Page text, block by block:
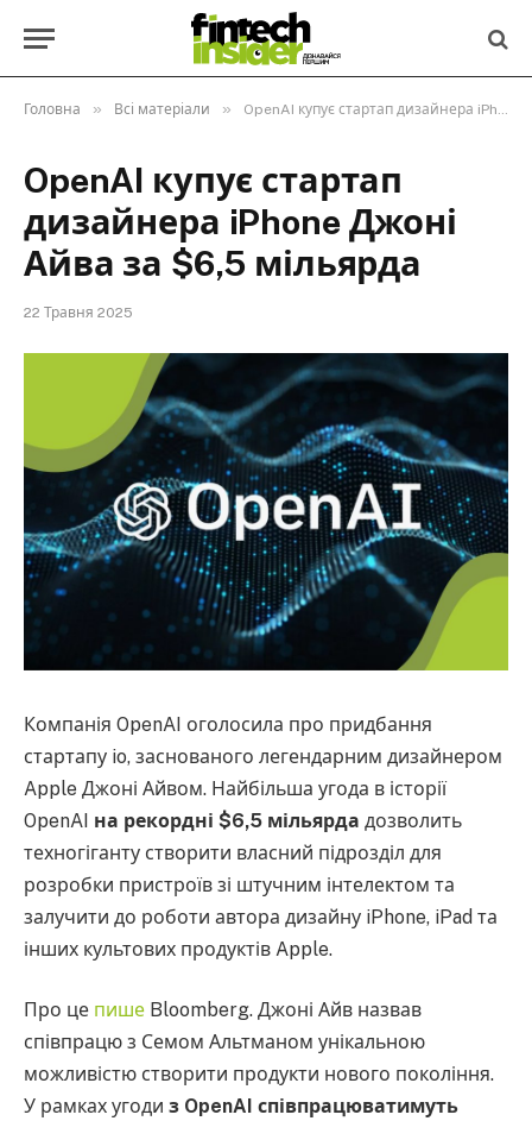
Головна » Всі матеріали » OpenAI купує стартап дизайнера iPhone Джоні Айва за $6,5 мільярда
OpenAI купує стартап
дизайнера iPhone Джоні
Айва за $6,5 мільярда
22 Травня 2025
Компанія OpenAI оголосила про придбання
стартапу io, заснованого легендарним дизайнером
Apple Джоні Айвом. Найбільша угода в історії
OpenAI на рекордні $6,5 мільярда дозволить
техногіганту створити власний підрозділ для
розробки пристроїв зі штучним інтелектом та
залучити до роботи автора дизайну iPhone, iPad та
інших культових продуктів Apple.
Про це пише Bloomberg. Джоні Айв назвав
співпрацю з Семом Альтманом унікальною
можливістю створити продукти нового покоління.
У рамках угоди з OpenAI співпрацюватимуть